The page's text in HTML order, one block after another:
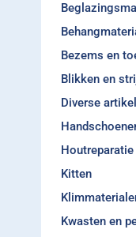
Bezems en
Blikken en
Diverse
Kitten
Kwasten en